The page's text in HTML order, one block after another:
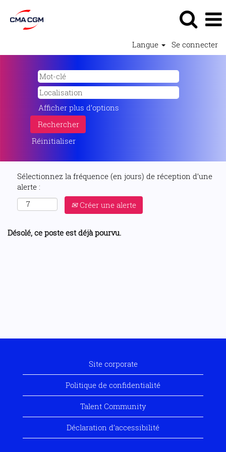
Langue Se connecter
Afficher plus d’options
Réinitialiser
Sélectionnez la fréquence (en jours) de réception d’une
alerte :
Créer une alerte
Désolé, ce poste est déjà pourvu.
Site corporate
Politique de confidentialité
Talent Community
Déclaration d’accessibilité